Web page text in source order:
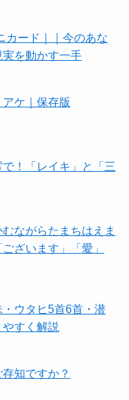
カード｜｜今のあな
を動かす一手
ケ｜保存版
！「レイキ」と「三
むながらたまちはえま
ざいます」「愛」
ウタヒ5首6首・潜
すく解説
知ですか？